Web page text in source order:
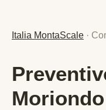
Italia MontaScale ·